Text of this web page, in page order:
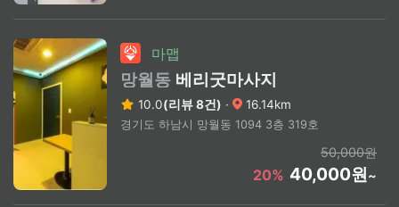
마맵
망월동 베리굿마사지
10.0(리뷰 8건) · 16.14km
경기도 하남시 망월동 1094 3층 319호
50,000원
20% 40,000원~